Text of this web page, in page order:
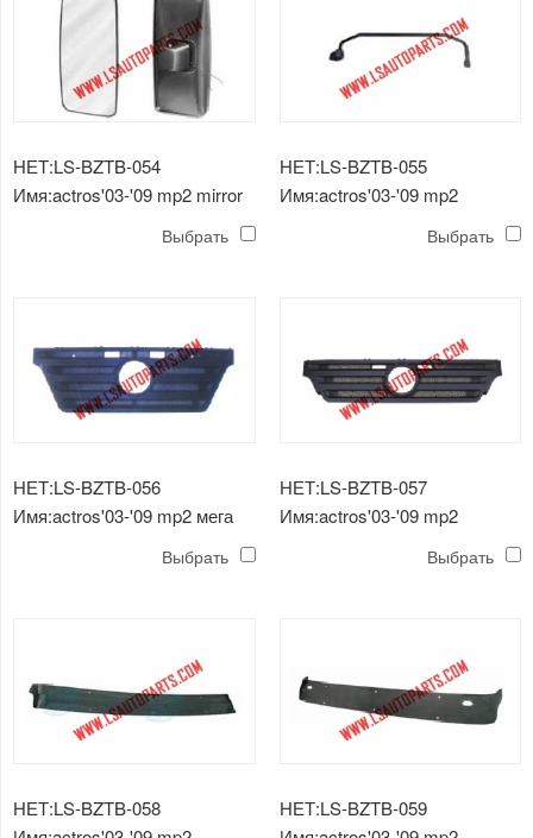
НЕТ:LS-BZTB-054
Имя:actros'03-'09 mp2 mirror
Выбрать
НЕТ:LS-BZTB-055
Имя:actros'03-'09 mp2
Выбрать
НЕТ:LS-BZTB-056
Имя:actros'03-'09 mp2 мега
Выбрать
НЕТ:LS-BZTB-057
Имя:actros'03-'09 mp2
Выбрать
НЕТ:LS-BZTB-058
НЕТ:LS-BZTB-059